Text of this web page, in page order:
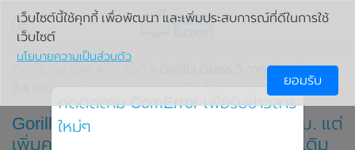
» Gorilla Glass 5 จาก Corning หนา
0.4 มม. แต่เพิ่มความทนทานกว่าเดิม กันกระแทกกว่าเดิม
Gorilla Glass 5 จาก Corning หนา 0.4 มม. แต่
เพิ่มความทนทานกว่าเดิม กันกระแทกกว่าเดิม
เว็บไซต์นี้ใช้คุกกี้ เพื่อพัฒนา และเพิ่มประสบการณ์ที่ดีในการใช้
เว็บไซต์
นโยบายความเป็นส่วนตัว
ยอมรับ
กดติดตาม ComError เพื่อรับข่าวสาร
ใหม่ๆ